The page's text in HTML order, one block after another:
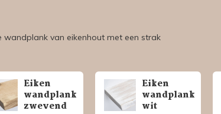
van eikenhout met een strak
Eiken
wandplank
zwevend
Eiken
wandplank
wit